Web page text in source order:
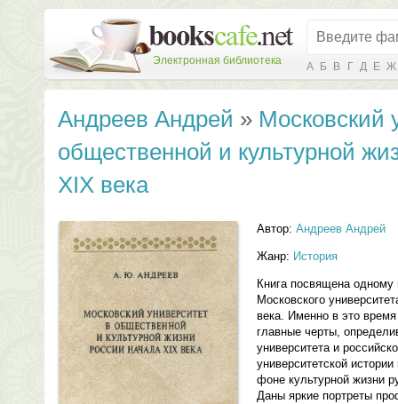
Электронная библиотека А Б В Г Д Е Ж
Андреев Андрей » Московский
общественной и культурной
XIX века
Автор: Андреев Андрей
Жанр: История
Книга посвящена
Московского
века. Именно в это
главные черты,
университета и
университетской
фоне культурной жизни
Даны яркие портреты